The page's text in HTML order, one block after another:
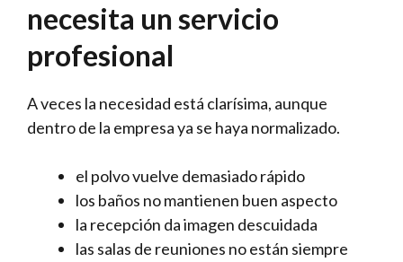
necesita un servicio
profesional
A veces la necesidad está clarísima, aunque
dentro de la empresa ya se haya normalizado.
el polvo vuelve demasiado rápido
los baños no mantienen buen aspecto
la recepción da imagen descuidada
las salas de reuniones no están siempre